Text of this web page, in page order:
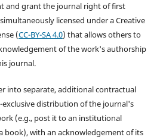
and grant the journal right of first
licensed under a Creative
(CC-BY-SA 4.0) that allows others to
of the work's authorship
journal.
into separate, additional contractual
distribution of the journal's
(e.g., post it to an institutional
book), with an acknowledgement of its